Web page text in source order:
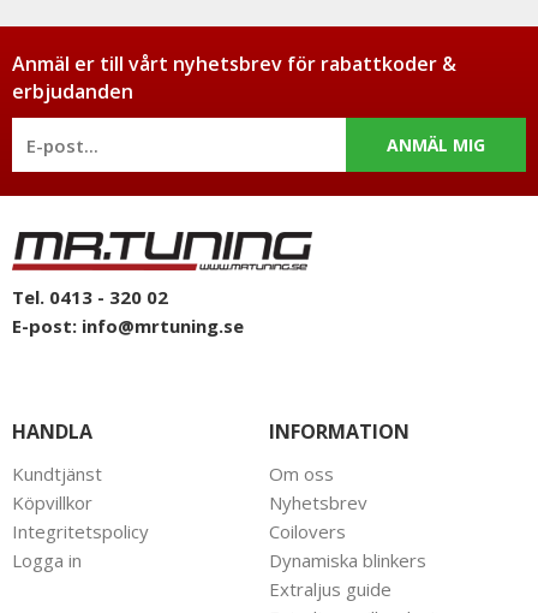
Anmäl er till vårt nyhetsbrev för rabattkoder &
erbjudanden
ANMÄL MIG
Tel. 0413 - 320 02
E-post: info@mrtuning.se
HANDLA
Kundtjänst
Köpvillkor
Integritetspolicy
Logga in
INFORMATION
Om oss
Nyhetsbrev
Coilovers
Dynamiska blinkers
Extraljus guide